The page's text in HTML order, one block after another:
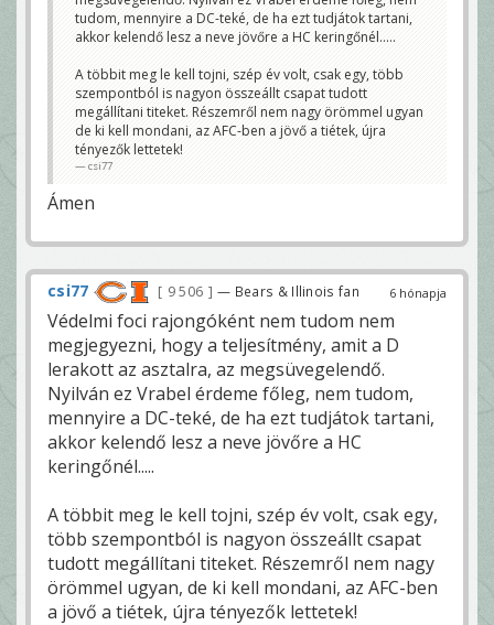
tudom, mennyire a DC-teké, de ha ezt tudjátok tartani,
akkor kelendő lesz a neve jövőre a HC keringőnél.....
A többit meg le kell tojni, szép év volt, csak egy, több
szempontból is nagyon összeállt csapat tudott
megállítani titeket. Részemről nem nagy örömmel ugyan
de ki kell mondani, az AFC-ben a jövő a tiétek, újra
tényezők lettetek!
csi77
Ámen
6 hónapja
csi77 9 506 — Bears & Illinois fan
Védelmi foci rajongóként nem tudom nem
megjegyezni, hogy a teljesítmény, amit a D
lerakott az asztalra, az megsüvegelendő.
Nyilván ez Vrabel érdeme főleg, nem tudom,
mennyire a DC-teké, de ha ezt tudjátok tartani,
akkor kelendő lesz a neve jövőre a HC
keringőnél.....
A többit meg le kell tojni, szép év volt, csak egy,
több szempontból is nagyon összeállt csapat
tudott megállítani titeket. Részemről nem nagy
örömmel ugyan, de ki kell mondani, az AFC-ben
a jövő a tiétek, újra tényezők lettetek!